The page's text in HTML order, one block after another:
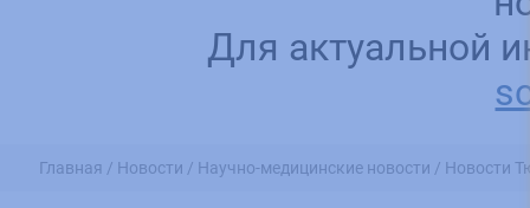
Для актуальной
Главная / Новости / Научно-медицинские новости / Новости